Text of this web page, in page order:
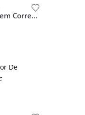
Chave Caneta Teste Voltagem Corrente Eletrica Digital 12v250